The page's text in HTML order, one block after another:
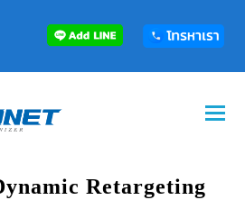
Retargeting